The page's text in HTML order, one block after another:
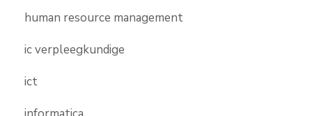
human resource management
ic verpleegkundige
ict